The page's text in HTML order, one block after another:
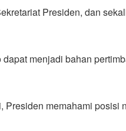
Presiden, dan
menjadi bahan
memahami posisi